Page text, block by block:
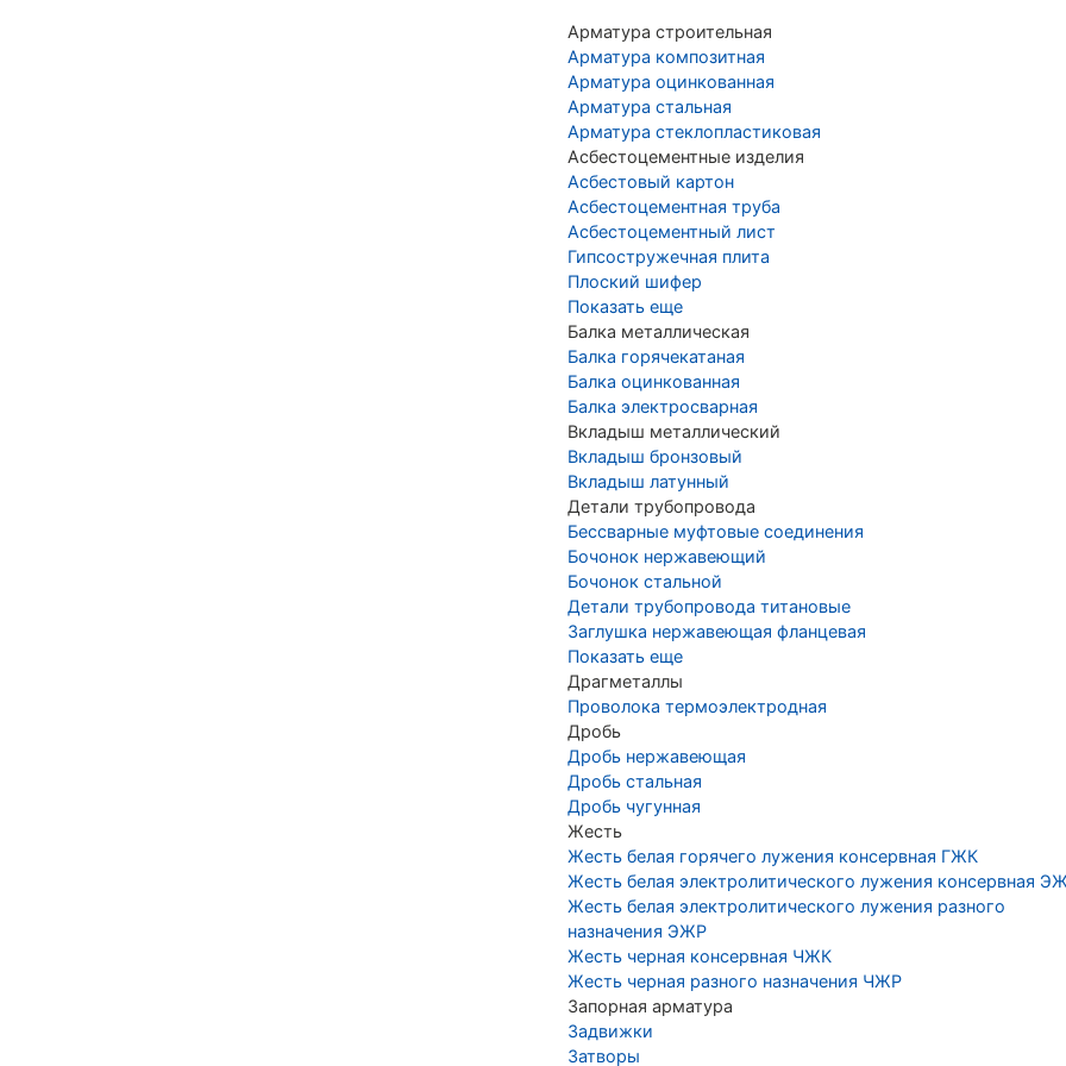
Арматура строительная
Арматура композитная
Арматура оцинкованная
Арматура стальная
Арматура стеклопластиковая
Асбестоцементные изделия
Асбестовый картон
Асбестоцементная труба
Асбестоцементный лист
Гипсостружечная плита
Плоский шифер
Показать еще
Балка металлическая
Балка горячекатаная
Балка оцинкованная
Балка электросварная
Вкладыш металлический
Вкладыш бронзовый
Вкладыш латунный
Детали трубопровода
Бессварные муфтовые соединения
Бочонок нержавеющий
Бочонок стальной
Детали трубопровода титановые
Заглушка нержавеющая фланцевая
Показать еще
Драгметаллы
Проволока термоэлектродная
Дробь
Дробь нержавеющая
Дробь стальная
Дробь чугунная
Жесть
Жесть белая горячего лужения консервная ГЖК
Жесть белая электролитического лужения консервная
Жесть белая электролитического лужения разного
назначения ЭЖР
Жесть черная консервная ЧЖК
Жесть черная разного назначения ЧЖР
Запорная арматура
Задвижки
Затворы